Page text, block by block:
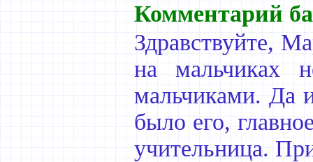
Комментарий
Здравствуйте,
на мальчиках
мальчиками. Да
было его,
учительница.